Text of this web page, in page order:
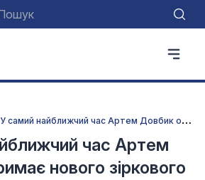
У
самий найближчий час Артем Довбик отримає нового зіркового тренера
час Артем
нового зіркового